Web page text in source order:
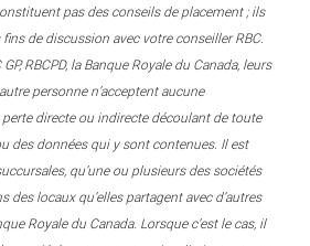
pas des conseils de placement ; ils
fins de discussion avec votre conseiller RBC.
RBCPD, la Banque Royale du Canada, leurs
personne n’acceptent aucune
directe ou indirecte découlant de toute
des données qui y sont contenues. Il est
qu’une ou plusieurs des sociétés
des locaux qu’elles partagent avec d’autres
Royale du Canada. Lorsque c’est le cas, il